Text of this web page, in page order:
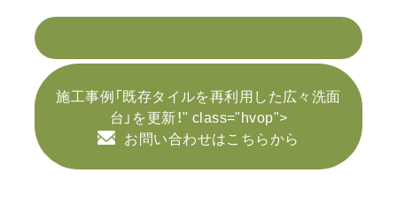
施工事例「既存タイルを再利用した広々洗面
台」を更新！" class="hvop">
お問い合わせはこちらから